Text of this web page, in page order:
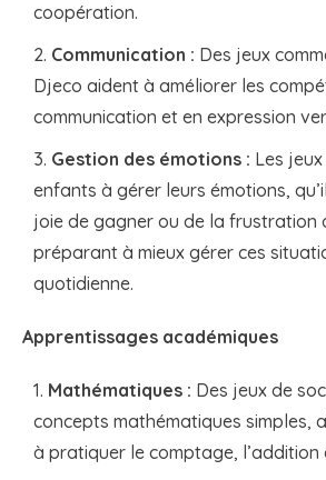
coopération.
Communication : Des jeux
Djeco aident à améliorer les
communication et en expression
Gestion des émotions : Les
enfants à gérer leurs émotions,
joie de gagner ou de la frustration
préparant à mieux gérer ces
quotidienne.
Apprentissages académiques
Mathématiques : Des jeux de
concepts mathématiques simples,
à pratiquer le comptage,